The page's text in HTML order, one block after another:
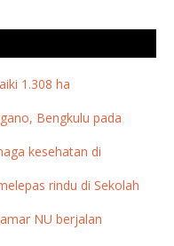
1.308 ha
Bengkulu pada
kesehatan di
rindu di Sekolah
NU berjalan